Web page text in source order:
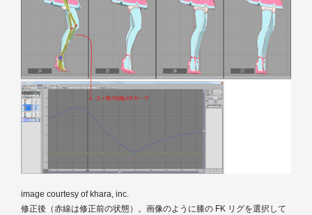
image courtesy of khara, inc.
修正後（赤線は修正前の状態）。画像のように膝の FK リグを選択して